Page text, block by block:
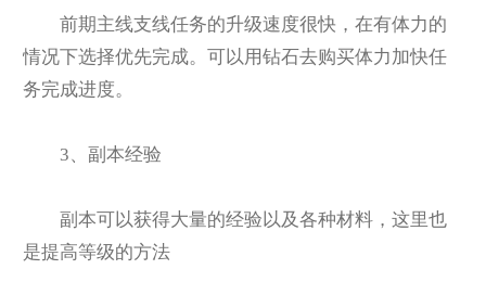
前期主线支线任务的升级速度很快，在有体力的
情况下选择优先完成。可以用钻石去购买体力加快任
务完成进度。
3 、副本经验
副本可以获得大量的经验以及各种材料，这里也
是提高等级的方法